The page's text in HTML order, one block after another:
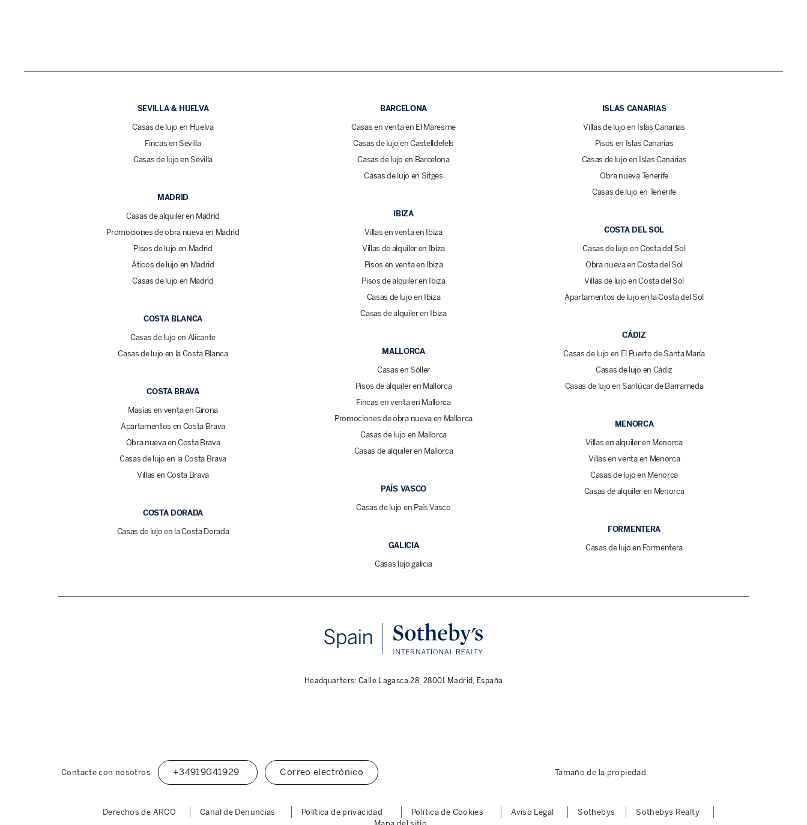
SEVILLA & HUELVA
Casas de lujo en Huelva
Fincas en Sevilla
Casas de lujo en Sevilla
MADRID
Casas de alquiler en Madrid
Promociones de obra nueva en Madrid
Pisos de lujo en Madrid
Áticos de lujo en Madrid
Casas de lujo en Madrid
COSTA BLANCA
Casas de lujo en Alicante
Casas de lujo en la Costa Blanca
COSTA BRAVA
Masías en venta en Girona
Apartamentos en Costa Brava
Obra nueva en Costa Brava
Casas de lujo en la Costa Brava
Villas en Costa Brava
COSTA DORADA
Casas de lujo en la Costa Dorada
BARCELONA
Casas en venta en El Maresme
Casas de lujo en Castelldefels
Casas de lujo en Barcelona
Casas de lujo en Sitges
IBIZA
Villas en venta en Ibiza
Villas de alquiler en Ibiza
Pisos en venta en Ibiza
Pisos de alquiler en Ibiza
Casas de lujo en Ibiza
Casas de alquiler en Ibiza
MALLORCA
Casas en Sóller
Pisos de alquiler en Mallorca
Fincas en venta en Mallorca
Promociones de obra nueva en Mallorca
Casas de lujo en Mallorca
Casas de alquiler en Mallorca
PAÍS VASCO
Casas de lujo en País Vasco
GALICIA
Casas lujo galicia
ISLAS CANARIAS
Villas de lujo en Islas Canarias
Pisos en Islas Canarias
Casas de lujo en Islas Canarias
Obra nueva Tenerife
Casas de lujo en Tenerife
COSTA DEL SOL
Casas de lujo en Costa del Sol
Obra nueva en Costa del Sol
Villas de lujo en Costa del Sol
Apartamentos de lujo en la Costa del Sol
CÁDIZ
Casas de lujo en El Puerto de Santa María
Casas de lujo en Cádiz
Casas de lujo en Sanlúcar de Barrameda
MENORCA
Villas en alquiler en Menorca
Villas en venta en Menorca
Casas de lujo en Menorca
Casas de alquiler en Menorca
FORMENTERA
Casas de lujo en Formentera
Headquarters: Calle Lagasca 28, 28001 Madrid, España
Contacte con nosotros +34919041929 Correo electrónico Tamaño de la propiedad
Derechos de ARCO Canal de Denuncias Política de privacidad Política de Cookies Aviso Legal Sothebys
Sothebys Realty